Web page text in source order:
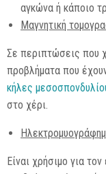
αγκώνα ή κάποιο
Μαγνητική
Σε περιπτώσεις που
προβλήματα που
κήλες
στο χέρι.
Είναι χρήσιμο για